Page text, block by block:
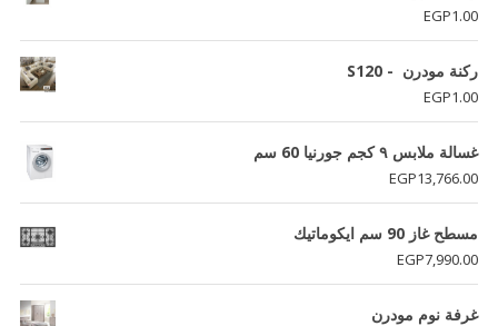
EGP1.00
ركنة مودرن - S120
EGP1.00
غسالة ملابس ٩ كجم جورنيا 60 سم
EGP13,766.00
مسطح غاز 90 سم ايكوماتيك
EGP7,990.00
غرفة نوم مودرن